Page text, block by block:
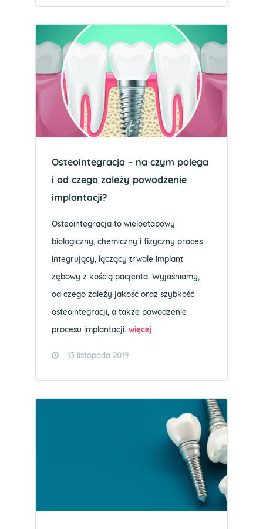
Osteointegracja – na czym polega
i od czego zależy powodzenie
implantacji?
Osteointegracja to wieloetapowy
biologiczny, chemiczny i fizyczny proces
integrujący, łączący trwale implant
zębowy z kością pacjenta. Wyjaśniamy,
od czego zależy jakość oraz szybkość
osteointegracji, a także powodzenie
procesu implantacji. więcej
13 listopada 2019